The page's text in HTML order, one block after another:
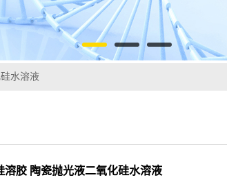
水溶液
溶胶 陶瓷抛光液二氧化硅水溶液